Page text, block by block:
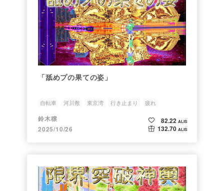
「舐めプの果ての姿」
自転車 河川敷 東京湾 行き止まり 疲れ
鈴木穣
2025/10/26
82.22 ALIS
132.70 ALIS